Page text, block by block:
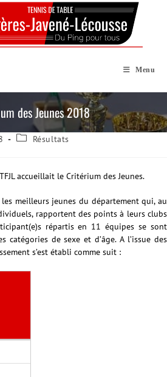
Menu
des Jeunes 2018
Post Résultats
accueillait le Critérium des Jeunes.
meilleurs jeunes du département qui, au
rapportent des points à leurs clubs
répartis en 11 équipes se sont
catégories de sexe et d’âge. A l’issue des
s’est établi comme suit :